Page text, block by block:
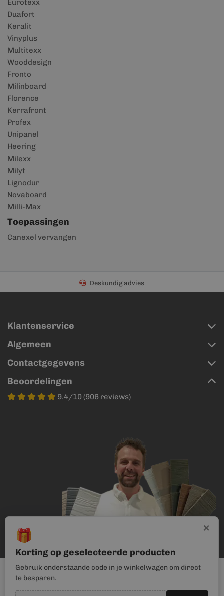
Eurotexx
Duafort
Keralit
Vinyplus
Multitexx
Wooddesign
Fronto
Milinboard
Florence
Kerrafront
Profex
Unipanel
Heering
Milexx
Milyt
Lignodur
Novaboard
Milli-Max
Toepassingen
Canexel vervangen
Deskundig advies
Klantenservice
Algemeen
Contactgegevens
Beoordelingen
9.4/10 (906 reviews)
×
🎁
Korting op geselecteerde producten
Gebruik onderstaande code in je winkelwagen om direct
te besparen.